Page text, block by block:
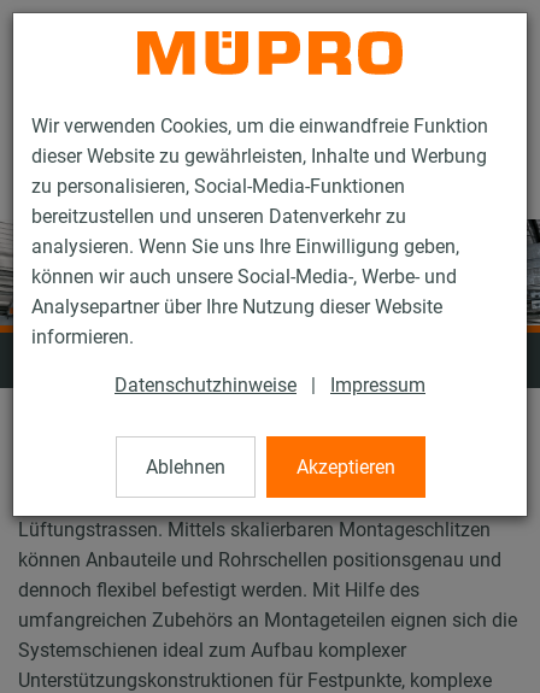
Wir verwenden Cookies, um die einwandfreie Funktion
dieser Website zu gewährleisten, Inhalte und Werbung
zu personalisieren, Social-Media-Funktionen
bereitzustellen und unseren Datenverkehr zu
analysieren. Wenn Sie uns Ihre Einwilligung geben,
können wir auch unsere Social-Media-, Werbe- und
Analysepartner über Ihre Nutzung dieser Website
informieren.
Datenschutzhinweise | Impressum
Ablehnen Akzeptieren
Kontakt
Die Installationsschienen-Systeme MPC und MPR
ermöglichen durch verschiedene Profilgrößen die
lastgerechte Befestigung von Rohrleitungen oder
Lüftungstrassen. Mittels skalierbaren Montageschlitzen
können Anbauteile und Rohrschellen positionsgenau und
dennoch flexibel befestigt werden. Mit Hilfe des
umfangreichen Zubehörs an Montageteilen eignen sich die
Systemschienen ideal zum Aufbau komplexer
Unterstützungskonstruktionen für Festpunkte, komplexe